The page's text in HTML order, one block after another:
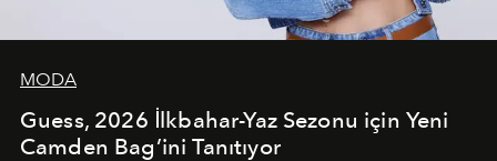
MODA
Guess, 2026 İlkbahar-Yaz Sezonu için Yeni
Camden Bag’ini Tanıtıyor